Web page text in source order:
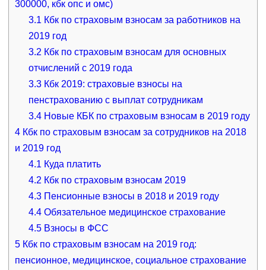
300000, кбк опс и омс)
3.1 Кбк по страховым взносам за работников на
2019 год
3.2 Кбк по страховым взносам для основных
отчислений с 2019 года
3.3 Кбк 2019: страховые взносы на
пенстрахованию с выплат сотрудникам
3.4 Новые КБК по страховым взносам в 2019 году
4Кбк по страховым взносам за сотрудников на 2018
и 2019 год
4.1 Куда платить
4.2 Кбк по страховым взносам 2019
4.3 Пенсионные взносы в 2018 и 2019 году
4.4 Обязательное медицинское страхование
4.5 Взносы в ФСС
5Кбк по страховым взносам на 2019 год:
пенсионное, медицинское, социальное страхование